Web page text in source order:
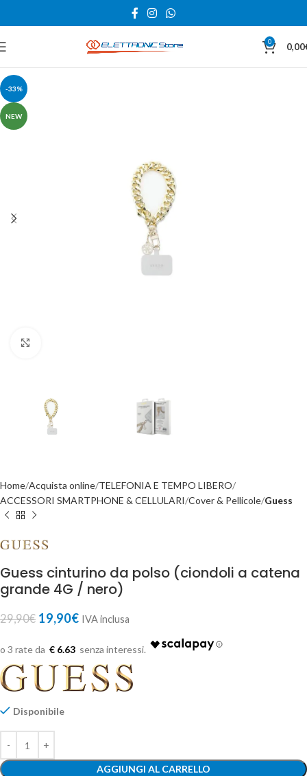
0 0,00
-33%
NEW
Home Acquista online TELEFONIA E TEMPO LIBERO
ACCESSORI SMARTPHONE & CELLULARI Cover & Pellicole Guess
Guess cinturino da polso (ciondoli a catena
grande 4G / nero)
29,90€ 19,90€ IVA inclusa
€ 6.63
Disponibile
AGGIUNGI AL CARRELLO